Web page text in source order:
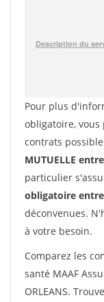
Pour plus
obligatoire,
contrats
MUTUELLE
particulier
obligatoire
déconvenues.
à votre besoin.
Comparez les
santé MAAF
ORLEANS.